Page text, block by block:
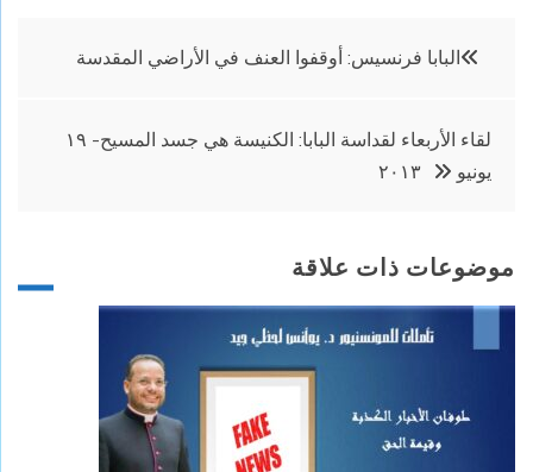
تصفّح
المقالات
البابا فرنسيس: أوقفوا العنف في الأراضي المقدسة
لقاء الأربعاء لقداسة البابا: الكنيسة هي جسد المسيح- ١٩
يونيو ٢٠١٣
موضوعات ذات علاقة